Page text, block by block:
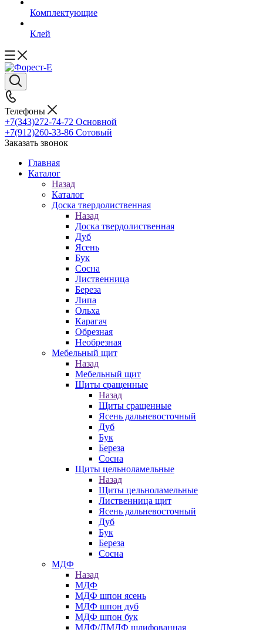
Комплектующие
Клей
Телефоны
+7(343)272-74-72 Основной
+7(912)260-33-86 Сотовый
Заказать звонок
Главная
Каталог
Назад
Каталог
Доска твердолиственная
Назад
Доска твердолиственная
Дуб
Ясень
Бук
Сосна
Лиственница
Береза
Липа
Ольха
Карагач
Обрезная
Необрезная
Мебельный щит
Назад
Мебельный щит
Щиты сращенные
Назад
Щиты сращенные
Ясень дальневосточный
Дуб
Бук
Береза
Сосна
Щиты цельноламельные
Назад
Щиты цельноламельные
Лиственница щит
Ясень дальневосточный
Дуб
Бук
Береза
Сосна
МДФ
Назад
МДФ
МДФ шпон ясень
МДФ шпон дуб
МДФ шпон бук
МДФ/ЛМДФ шлифованная